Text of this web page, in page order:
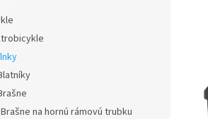
Brašne na hornú rámovú trubku